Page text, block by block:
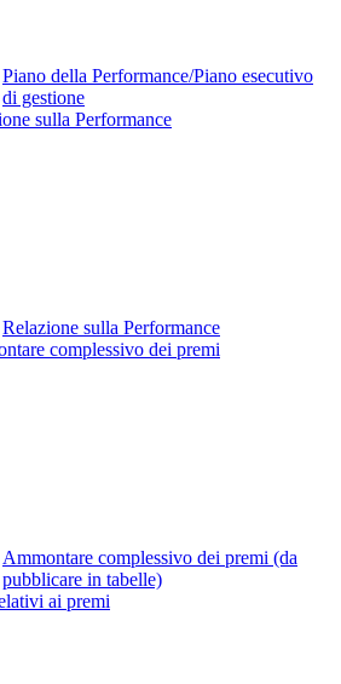
Piano della Performance/Piano esecutivo
di gestione
sulla Performance
Relazione sulla Performance
complessivo dei premi
Ammontare complessivo dei premi (da
pubblicare in tabelle)
ai premi